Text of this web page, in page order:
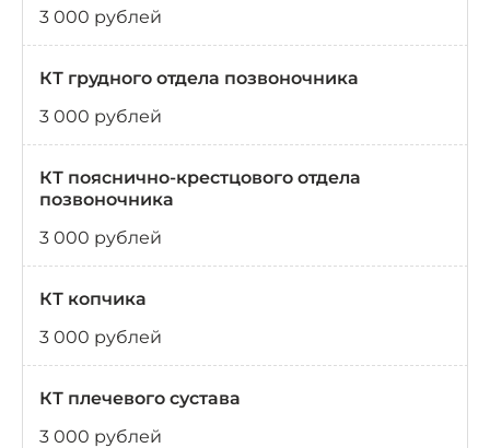
3 000 рублей
КТ грудного отдела позвоночника
3 000 рублей
КТ пояснично-крестцового отдела
позвоночника
3 000 рублей
КТ копчика
3 000 рублей
КТ плечевого сустава
3 000 рублей